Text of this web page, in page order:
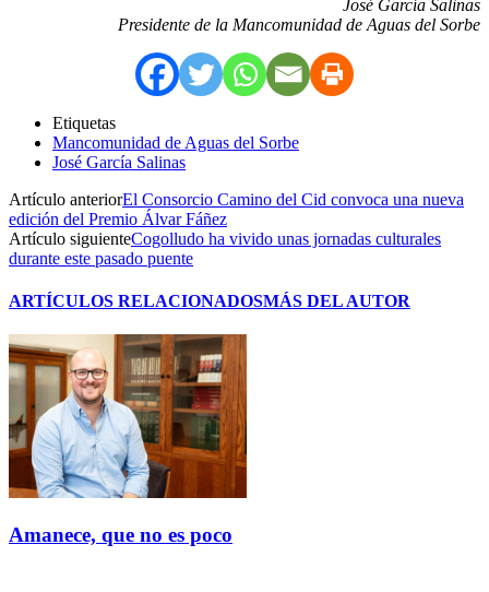
José García Salinas
Presidente de la Mancomunidad de Aguas del Sorbe
Etiquetas
Mancomunidad de Aguas del Sorbe
José García Salinas
Artículo anteriorEl Consorcio Camino del Cid convoca una nueva
edición del Premio Álvar Fáñez
Artículo siguienteCogolludo ha vivido unas jornadas culturales
durante este pasado puente
ARTÍCULOS RELACIONADOSMÁS DEL AUTOR
Amanece, que no es poco